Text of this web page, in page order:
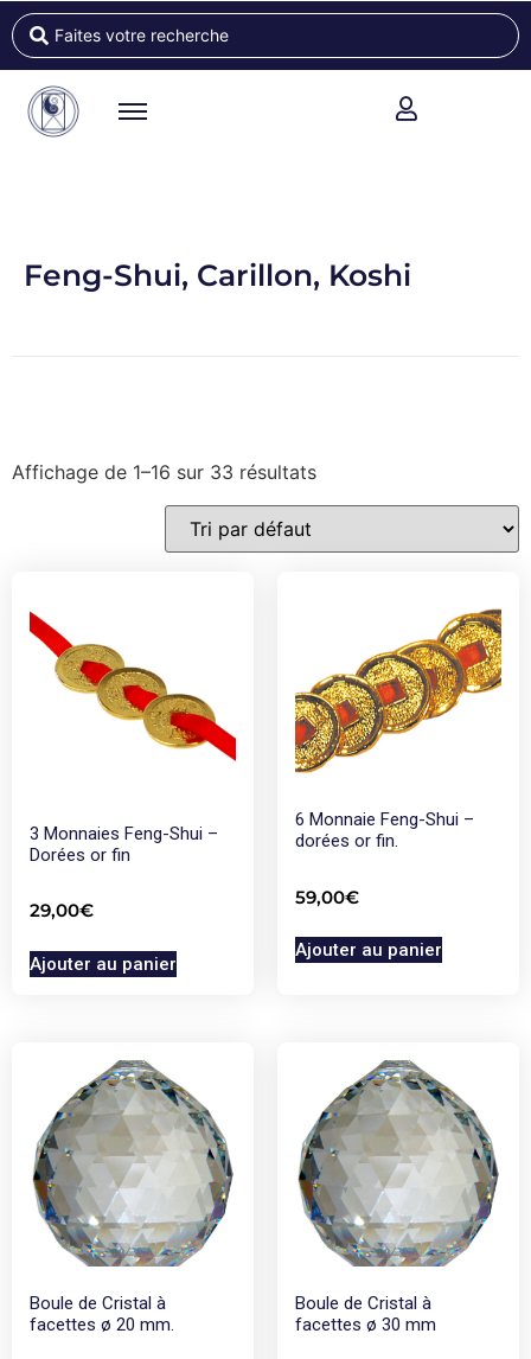
Feng-Shui, Carillon, Koshi
Affichage de 1–16 sur 33 résultats
3 Monnaies Feng-Shui –
Dorées or fin
29,00€
Ajouter au panier
6 Monnaie Feng-Shui –
dorées or fin.
59,00€
Ajouter au panier
Boule de Cristal à
facettes ø 20 mm.
Boule de Cristal à
facettes ø 30 mm